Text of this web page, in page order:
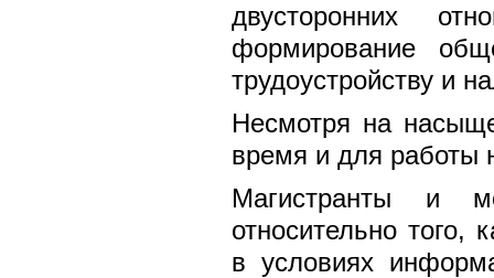
двусторонних
формирование
трудоустройству и
Несмотря на
время и для работы
Магистранты и
относительно того,
в условиях